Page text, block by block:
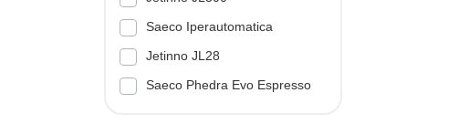
Saeco Iperautomatica
Jetinno JL28
Saeco Phedra Evo Espresso